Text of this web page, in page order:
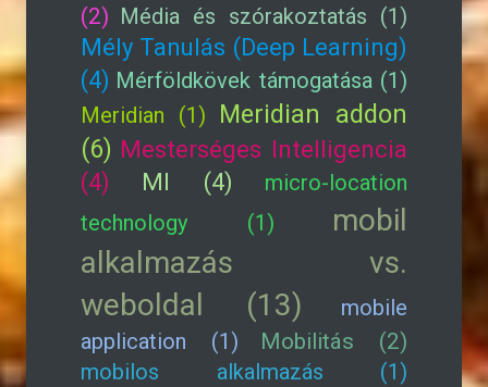
(2) Média és szórakoztatás (1)
Mély Tanulás (Deep Learning)
(4) Mérföldkövek támogatása (1)
Meridian (1)
Meridian addon
(6) Mesterséges Intelligencia
(4)
MI (4)
micro-location
technology (1)
mobil
alkalmazás vs.
weboldal (13)
mobile
application (1)
Mobilitás (2)
mobilos alkalmazás (1)